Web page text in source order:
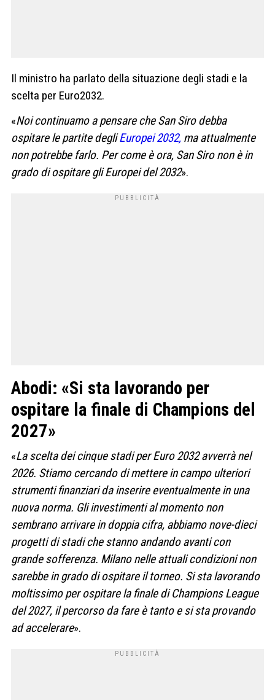
Il ministro ha parlato della situazione degli stadi e la
scelta per Euro2032.
«Noi continuamo a pensare che San Siro debba
ospitare le partite degliEuropei 2032, ma attualmente
non potrebbe farlo. Per come è ora, San Siro non è in
grado di ospitare gli Europei del 2032».
Abodi: «Si sta lavorando per
ospitare la finale di Champions del
2027»
«La scelta dei cinque stadi per Euro 2032 avverrà nel
2026. Stiamo cercando di mettere in campo ulteriori
strumenti finanziari da inserire eventualmente in una
nuova norma. Gli investimenti al momento non
sembrano arrivare in doppia cifra, abbiamo nove-dieci
progetti di stadi che stanno andando avanti con
grande sofferenza. Milano nelle attuali condizioni non
sarebbe in grado di ospitare il torneo. Si sta lavorando
moltissimo per ospitare la finale di Champions League
del 2027, il percorso da fare è tanto e si sta provando
ad accelerare».